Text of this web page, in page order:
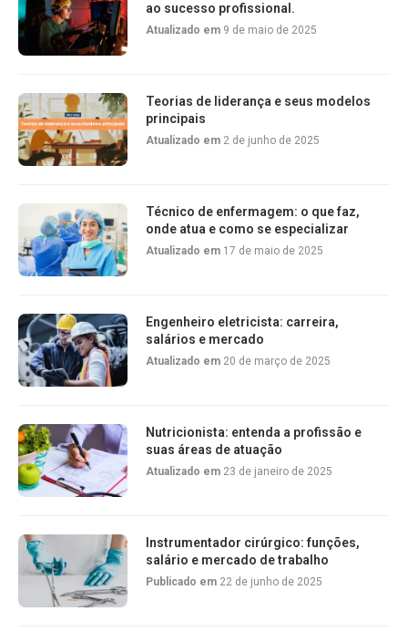
ao sucesso profissional.
Atualizado em 9 de maio de 2025
Teorias de liderança e seus modelos
principais
Atualizado em 2 de junho de 2025
Técnico de enfermagem: o que faz,
onde atua e como se especializar
Atualizado em 17 de maio de 2025
Engenheiro eletricista: carreira,
salários e mercado
Atualizado em 20 de março de 2025
Nutricionista: entenda a profissão e
suas áreas de atuação
Atualizado em 23 de janeiro de 2025
Instrumentador cirúrgico: funções,
salário e mercado de trabalho
Publicado em 22 de junho de 2025